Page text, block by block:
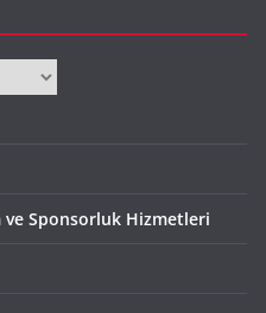
ve Sponsorluk Hizmetleri